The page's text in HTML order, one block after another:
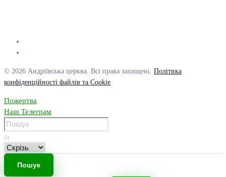
© 2026 Андріївська церква. Всі права захищені. Політика
конфіденційності файлів та Cookie
Пожертва
Наш Телеграм
із